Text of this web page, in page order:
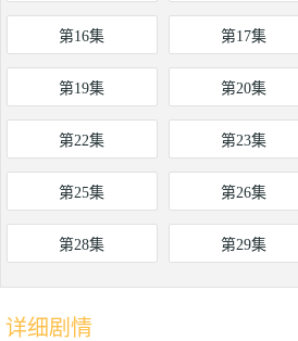
第16集 第17集
第19集 第20集
第22集 第23集
第25集 第26集
第28集 第29集
详细剧情